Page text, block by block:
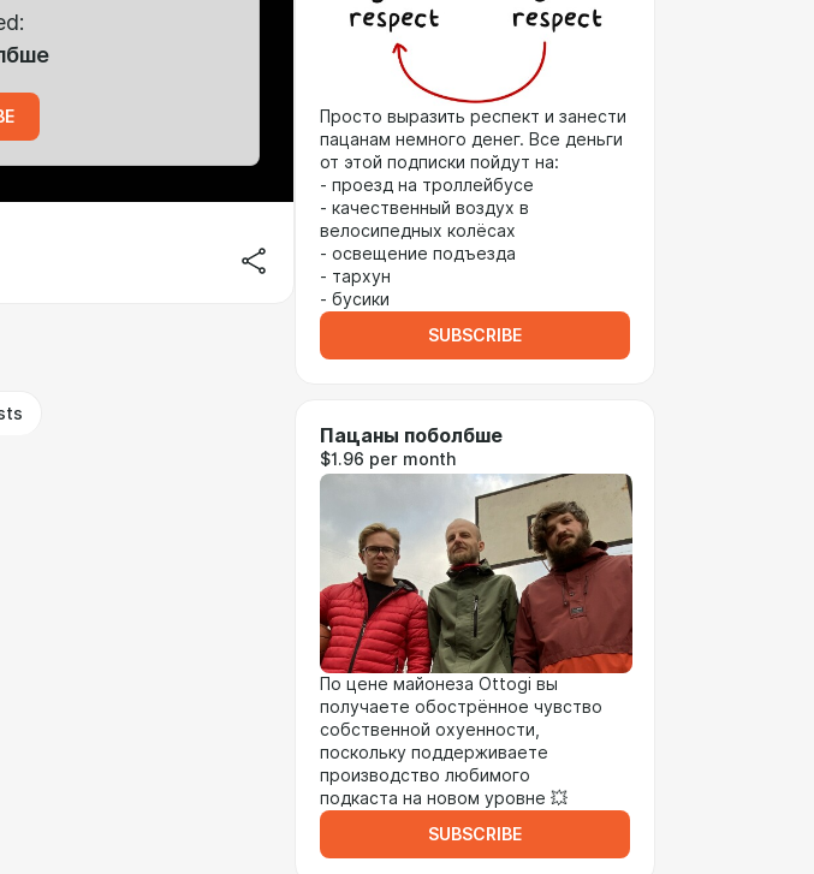
Просто выразить респект и занести
пацанам немного денег. Все деньги
от этой подписки пойдут на:
- проезд на троллейбусе
- качественный воздух в
велосипедных колёсах
- освещение подъезда
- тархун
- бусики
SUBSCRIBE
Пацаны поболбше
$1.96 per month
По цене майонеза Ottogi вы
получаете обострённое чувство
собственной охуенности,
поскольку поддерживаете
производство любимого
подкаста на новом уровне 💥
SUBSCRIBE